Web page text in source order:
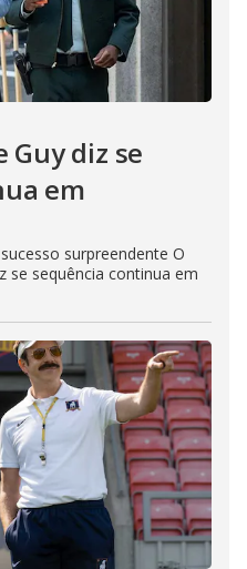
Guy diz se
em
surpreendente O
se sequência continua em